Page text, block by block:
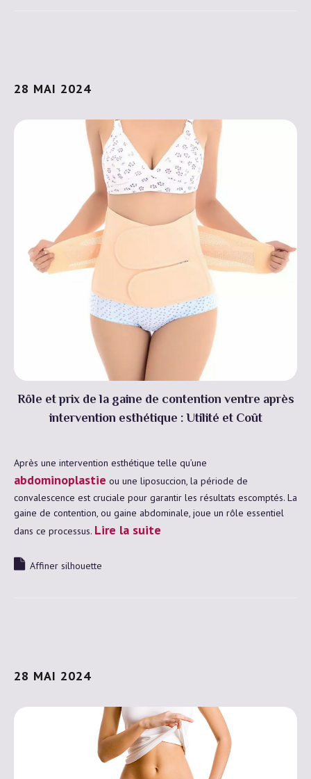
28 MAI 2024
Rôle et prix de la gaine de contention ventre après
intervention esthétique : Utilité et Coût
Après une intervention esthétique telle qu’une
abdominoplastie ou une liposuccion, la période de
convalescence est cruciale pour garantir les résultats escomptés. La
gaine de contention, ou gaine abdominale, joue un rôle essentiel
dans ce processus. Lire la suite
Affiner silhouette
28 MAI 2024